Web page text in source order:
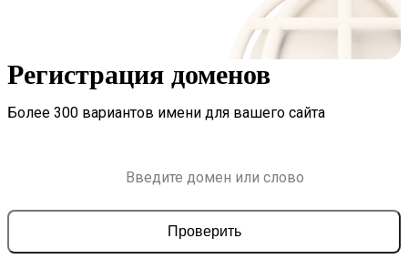
Регистрация доменов
Более 300 вариантов имени для вашего сайта
Проверить